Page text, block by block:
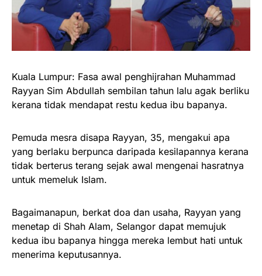
Kuala Lumpur: Fasa awal penghijrahan Muhammad
Rayyan Sim Abdullah sembilan tahun lalu agak berliku
kerana tidak mendapat restu kedua ibu bapanya.
Pemuda mesra disapa Rayyan, 35, mengakui apa
yang berlaku berpunca daripada kesilapannya kerana
tidak berterus terang sejak awal mengenai hasratnya
untuk memeluk Islam.
Bagaimanapun, berkat doa dan usaha, Rayyan yang
menetap di Shah Alam, Selangor dapat memujuk
kedua ibu bapanya hingga mereka lembut hati untuk
menerima keputusannya.